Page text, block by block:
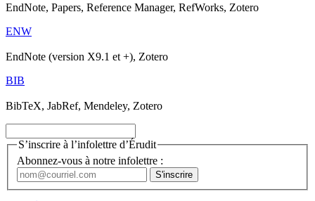
EndNote, Papers, Reference Manager, RefWorks, Zotero
ENW
EndNote (version X9.1 et +), Zotero
BIB
BibTeX, JabRef, Mendeley, Zotero
S’inscrire à l’infolettre d’Érudit
Abonnez-vous à notre infolettre :